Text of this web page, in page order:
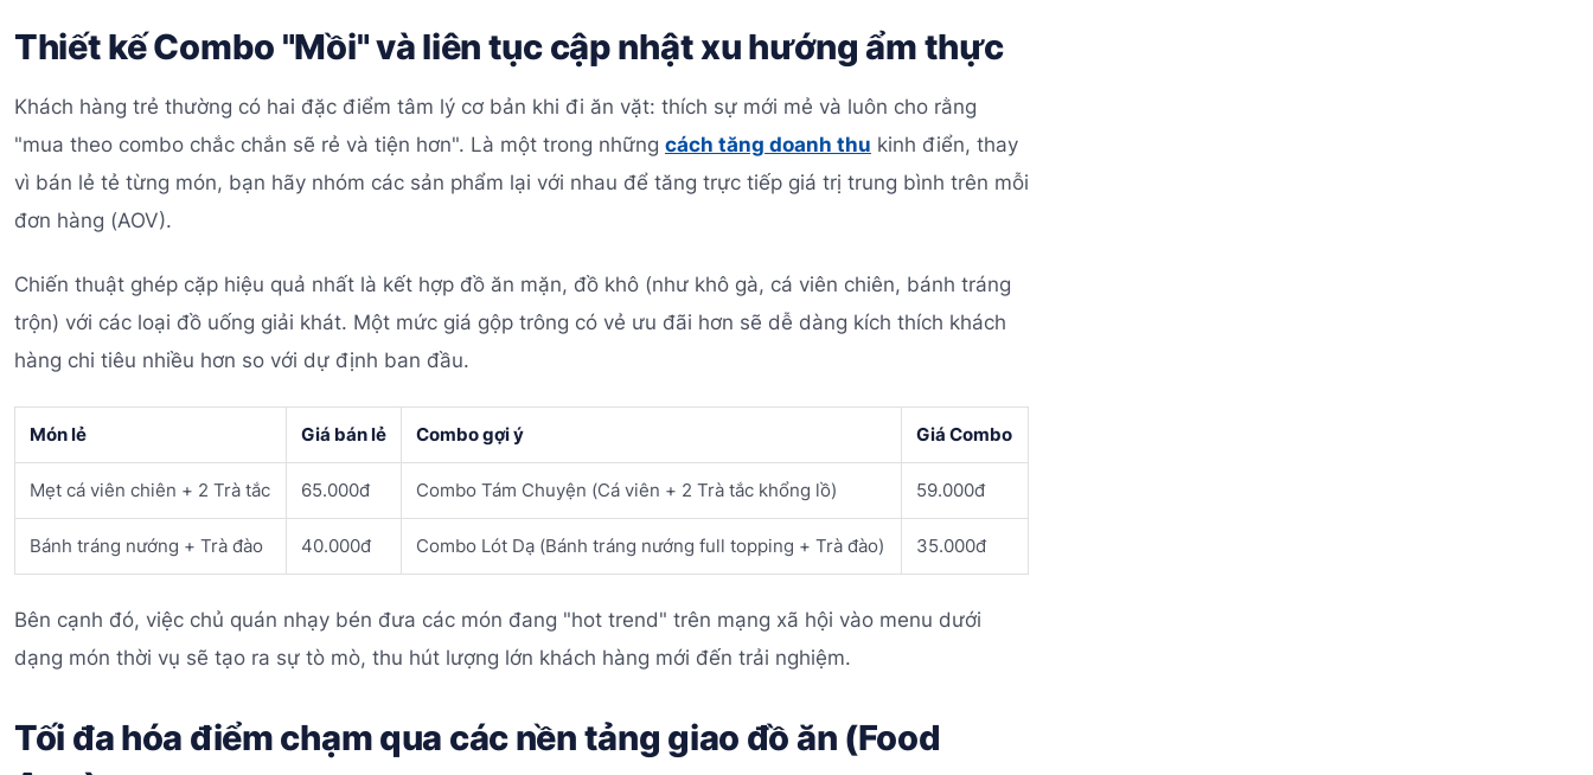
Thiết kế Combo "Mồi" và liên tục cập nhật xu hướng ẩm thực
Khách hàng trẻ thường có hai đặc điểm tâm lý cơ bản khi đi ăn vặt: thích sự mới mẻ và luôn cho rằng
"mua theo combo chắc chắn sẽ rẻ và tiện hơn". Là một trong những cách tăng doanh thu kinh điển, thay
vì bán lẻ tẻ từng món, bạn hãy nhóm các sản phẩm lại với nhau để tăng trực tiếp giá trị trung bình trên mỗi
đơn hàng (AOV).
Chiến thuật ghép cặp hiệu quả nhất là kết hợp đồ ăn mặn, đồ khô (như khô gà, cá viên chiên, bánh tráng
trộn) với các loại đồ uống giải khát. Một mức giá gộp trông có vẻ ưu đãi hơn sẽ dễ dàng kích thích khách
hàng chi tiêu nhiều hơn so với dự định ban đầu.
Món lẻ Giá bán lẻ Combo gợi ý Giá Combo
Mẹt cá viên chiên + 2 Trà tắc 65.000đ Combo Tám Chuyện (Cá viên + 2 Trà tắc khổng lồ) 59.000đ
Bánh tráng nướng + Trà đào 40.000đ Combo Lót Dạ (Bánh tráng nướng full topping + Trà đào) 35.000đ
Bên cạnh đó, việc chủ quán nhạy bén đưa các món đang "hot trend" trên mạng xã hội vào menu dưới
dạng món thời vụ sẽ tạo ra sự tò mò, thu hút lượng lớn khách hàng mới đến trải nghiệm.
Tối đa hóa điểm chạm qua các nền tảng giao đồ ăn (Food